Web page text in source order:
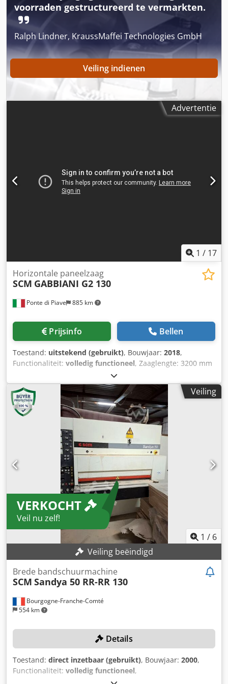
voorraden gestructureerd te vermarkten.
Ralph Lindner, KraussMaffei Technologies GmbH
Veiling indienen
Advertentie
1 / 17
Ponte di Piave 885 km
Horizontale paneelzaag
SCM GABBIANI G2 130
Prijsinfo Bellen
Toestand: uitstekend (gebruikt), Bouwjaar: 2018,
Functionaliteit: volledig functioneel, Zaaglengte: 3200 mm
Zaagbreedte / zaagdiepte: 3200 mm Dkodpfxozdqk Ss
Aprer Zaaghoogte: 130 mm Hoofdzaagunit Voorritszaagunit
1 vaste voorste luchttafel met geleider 2 beweegbare
voorste luchttafels Aanslagwagen met 11 klemmen Console
met geïntegreerde PC "eye-M" Software: Maestro Cut
START/STOP voetpedaal Gewicht ca. 4150 kg Inclusief
optimalisatiesoftware voor het zagen Beschikbaar vanaf
september 2026
Veiling
VERKOCHT
Veil nu zelf!
1 / 6
Veiling beëindigd
Bourgogne-Franche-Comté
554 km
Brede bandschuurmachine
SCM Sandya 50 RR-RR 130
Details
Toestand: direct inzetbaar (gebruikt), Bouwjaar: 2000,
Functionaliteit: volledig functioneel,
AE/020112